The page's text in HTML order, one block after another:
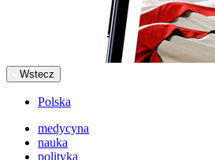
Wstecz
Polska
medycyna
nauka
polityka